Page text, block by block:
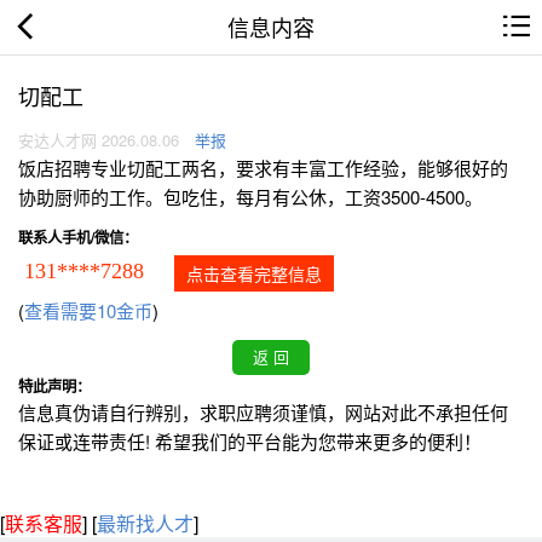
信息内容
切配工
安达人才网 2026.08.06 举报
饭店招聘专业切配工两名，要求有丰富工作经验，能够很好的
协助厨师的工作。包吃住，每月有公休，工资3500-4500。
联系人手机/微信：
131****7288 点击查看完整信息
(查看需要10金币)
特此声明：
信息真伪请自行辨别，求职应聘须谨慎，网站对此不承担任何
保证或连带责任! 希望我们的平台能为您带来更多的便利！
[联系客服] [最新找人才]